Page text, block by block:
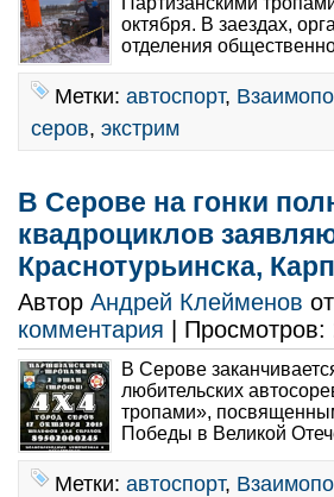
октября. В заездах,
отделения
Метки: автоспорт,
серов, экстрим
В Серове на гонки
квадроциклов
Краснотурьинска,
Автор Андрей Клейменов
комментария | Просмотров:
В Серове
любительских
тропами»,
Победы в Великой
Метки: автоспорт,